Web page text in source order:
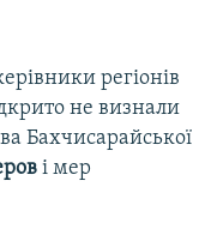
регіонів
не визнали
Бахчисарайської
і мер